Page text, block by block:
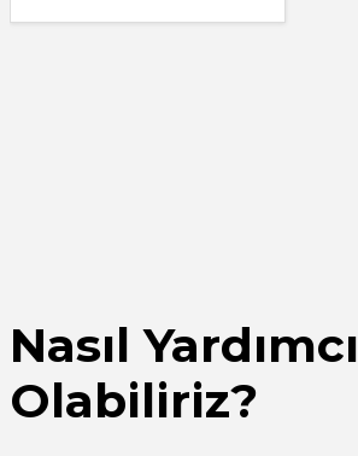
Nasıl Yardımcı
Olabiliriz?